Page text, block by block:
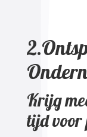
Krijg
tijd voor